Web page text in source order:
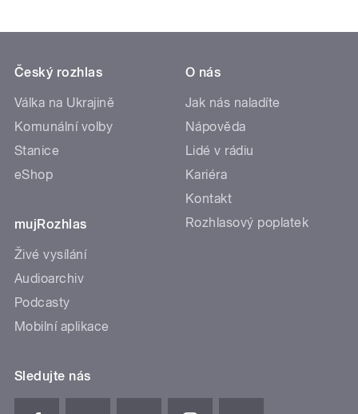
Český rozhlas
Válka na Ukrajině
Komunální volby
Stanice
eShop
mujRozhlas
Živé vysílání
Audioarchiv
Podcasty
Mobilní aplikace
O nás
Jak nás naladíte
Nápověda
Lidé v rádiu
Kariéra
Kontakt
Rozhlasový poplatek
Sledujte nás